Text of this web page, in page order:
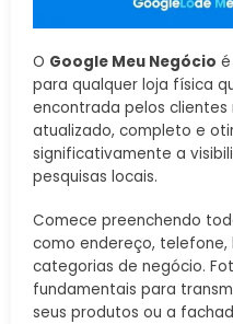
O Google Meu Negócio
para qualquer loja física
encontrada pelos
atualizado, completo e
significativamente a
pesquisas locais.
Comece preenchendo
como endereço,
categorias de negócio.
fundamentais para
seus produtos ou a